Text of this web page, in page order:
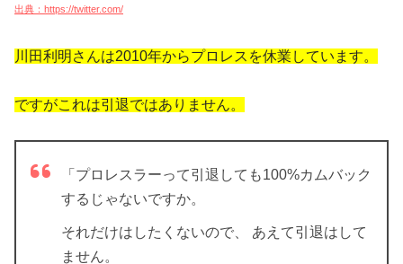
出典：https://twitter.com/
川田利明さんは2010年からプロレスを休業しています。
ですがこれは引退ではありません。
「プロレスラーって引退しても100%カムバック
するじゃないですか。
それだけはしたくないので、 あえて引退はして
ません。